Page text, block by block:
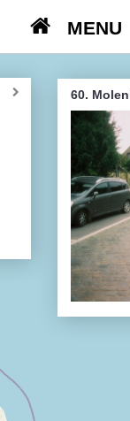
MENU
Kasseien
België /
Soeperlange
Afleveringen
Bounding
Ambiance,
Doelloos
60.